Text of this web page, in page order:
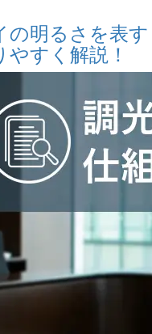
明るさを表
やすく解説！